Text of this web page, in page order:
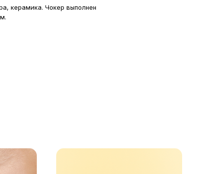
керамика. Чокер выполнен